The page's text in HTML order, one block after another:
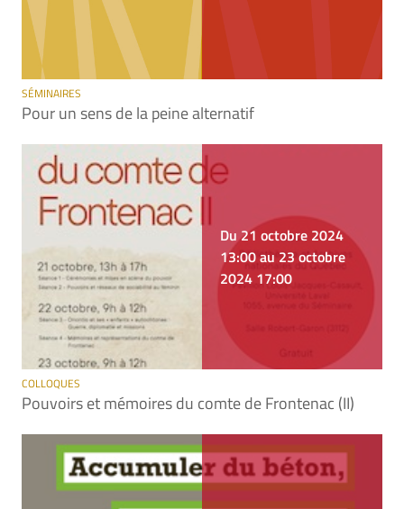
SÉMINAIRES
Pour un sens de la peine alternatif
Du 21 octobre 2024
13:00 au 23 octobre
2024 17:00
COLLOQUES
Pouvoirs et mémoires du comte de Frontenac (II)